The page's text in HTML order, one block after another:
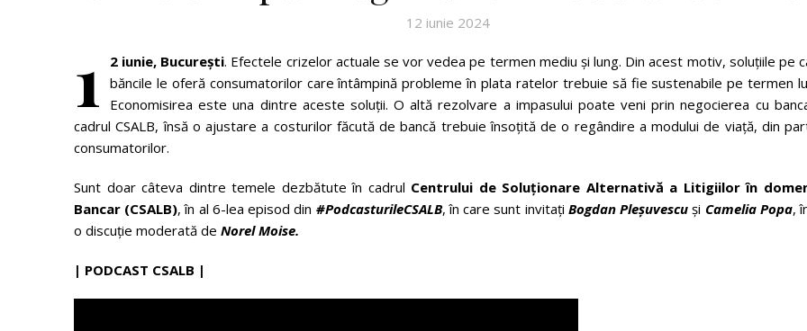
12 iunie 2024
1 2 iunie, București. Efectele crizelor actuale se vor vedea pe termen mediu și lung. Din acest motiv, soluțiile pe
băncile le oferă consumatorilor care întâmpină probleme în plata ratelor trebuie să fie sustenabile pe termen
Economisirea este una dintre aceste soluții. O altă rezolvare a impasului poate veni prin negocierea cu
cadrul CSALB, însă o ajustare a costurilor făcută de bancă trebuie însoțită de o regândire a modului de viață, din
consumatorilor.
Sunt doar câteva dintre temele dezbătute în cadrul Centrului de Soluționare Alternativă a Litigiilor în
Bancar (CSALB), în al 6-lea episod din #PodcasturileCSALB, în care sunt invitați Bogdan Pleșuvescuși Camelia Popa,
o discuție moderată de Norel Moise.
| PODCAST CSALB |